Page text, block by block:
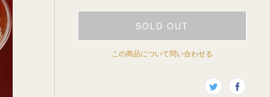
SOLD OUT
この商品について問い合わせる